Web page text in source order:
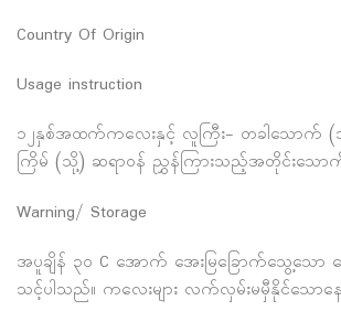
Country Of Origin
Usage instruction
၁၂နှစ်အထက်ကလေးနှင့် လူကြီး- တခါသောက် (
ကြိမ် (သို့) ဆရာ၀န် ညွှန်ကြားသည့်အတိုင်းသော
Warning/ Storage
အပူချိန် ၃၀ C အောက် အေးမြခြောက်သွေ့သော
သင့်ပါသည်။ ကလေးများ လက်လှမ်းမမှီနိုင်သောနေ